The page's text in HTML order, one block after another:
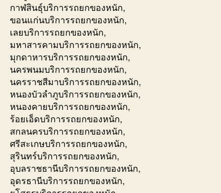
กาฬสินธุ์บริการรถยกของหนัก,
ขอนแก่นบริการรถยกของหนัก,
เลยบริการรถยกของหนัก,
มหาสารคามบริการรถยกของหนัก,
มุกดาหารบริการรถยกของหนัก,
นครพนมบริการรถยกของหนัก,
นครราชสีมาบริการรถยกของหนัก,
หนองบัวลำภูบริการรถยกของหนัก,
หนองคายบริการรถยกของหนัก,
ร้อยเอ็ดบริการรถยกของหนัก,
สกลนครบริการรถยกของหนัก,
ศรีสะเกษบริการรถยกของหนัก,
สุรินทร์บริการรถยกของหนัก,
อุบลราชธานีบริการรถยกของหนัก,
อุดรธานีบริการรถยกของหนัก,